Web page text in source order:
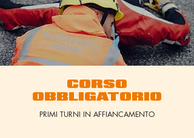
CORSO
OBBLIGATORIO
PRIMI TURNI IN AFFIANCAMENTO